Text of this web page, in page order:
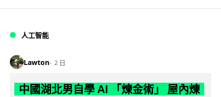
人工智能
Lawton 2 日
中國湖北男自學 AI 「煉金術」 屋內煉